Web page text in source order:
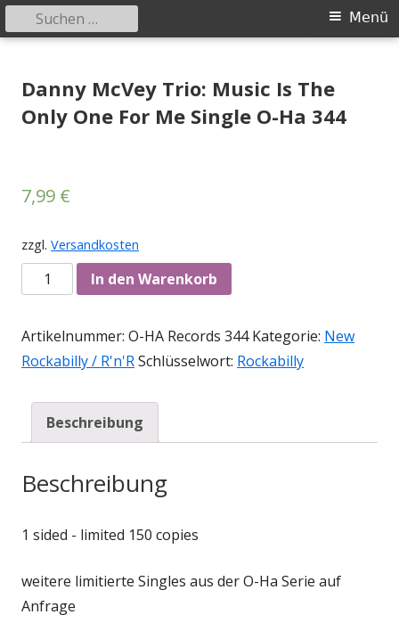
zum
Primäres
Menü
Suchen
nach:
Danny McVey Trio: Music Is The
Only One For Me Single O-Ha 344
7,99 €
zzgl. Versandkosten
Anzahl In den Warenkorb
Artikelnummer: O-HA Records 344 Kategorie: New
Rockabilly / R'n'RSchlüsselwort: Rockabilly
Beschreibung
Beschreibung
1 sided - limited 150 copies
weitere limitierte Singles aus der O-Ha Serie auf
Anfrage